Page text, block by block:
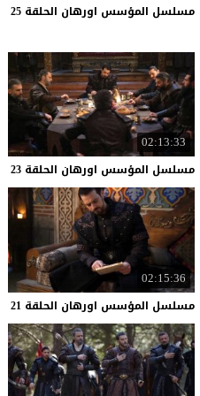
مسلسل المؤسس اورهان الحلقة 25
02:13:33
مسلسل المؤسس اورهان الحلقة 23
02:15:36
مسلسل المؤسس اورهان الحلقة 21